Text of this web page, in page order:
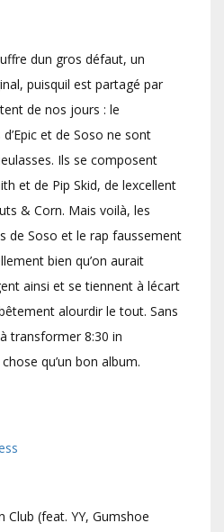
dun gros défaut, un
puisquil est partagé par
de nos jours : le
et de Soso ne sont
Ils se composent
et de Pip Skid, de lexcellent
& Corn. Mais voilà, les
de Soso et le rap faussement
bien qu’on aurait
ainsi et se tiennent à lécart
alourdir le tout. Sans
transformer 8:30 in
qu’un bon album.
(feat. YY, Gumshoe